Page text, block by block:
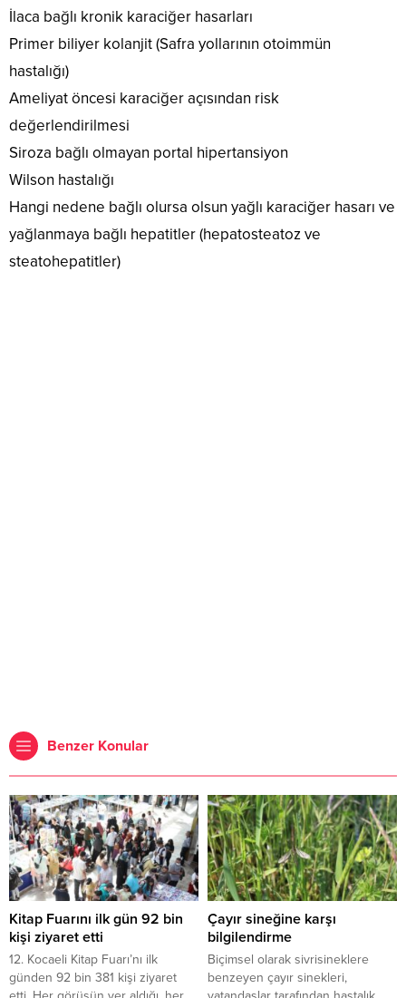
İlaca bağlı kronik karaciğer hasarları
Primer biliyer kolanjit (Safra yollarının otoimmün
hastalığı)
Ameliyat öncesi karaciğer açısından risk
değerlendirilmesi
Siroza bağlı olmayan portal hipertansiyon
Wilson hastalığı
Hangi nedene bağlı olursa olsun yağlı karaciğer hasarı ve
yağlanmaya bağlı hepatitler (hepatosteatoz ve
steatohepatitler)
Benzer Konular
Kitap Fuarını ilk gün 92 bin
kişi ziyaret etti
12. Kocaeli Kitap Fuarı’nı ilk
günden 92 bin 381 kişi ziyaret
Çayır sineğine karşı
bilgilendirme
Biçimsel olarak sivrisineklere
benzeyen çayır sinekleri,